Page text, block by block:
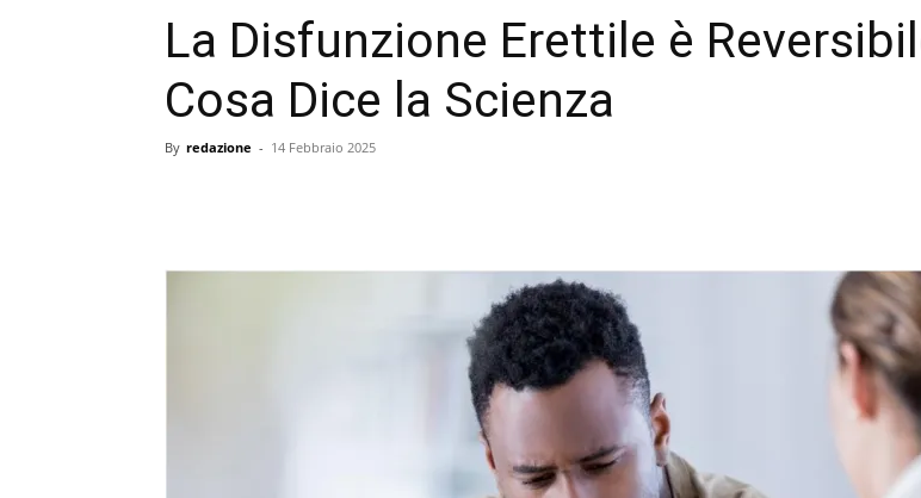
La Disfunzione Erettile è
Cosa Dice la Scienza
By redazione - 14 Febbraio 2025